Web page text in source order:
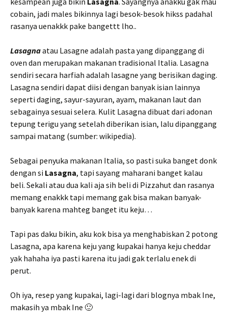
cobain, jadi males bikinnya lagi besok-besok hikss padahal
rasanya uenakkk pake bangettt lho..
Lasagnaatau Lasagne adalah pasta yang dipanggang di
oven dan merupakan makanan tradisional Italia. Lasagna
sendiri secara harfiah adalah lasagne yang berisikan daging.
Lasagna sendiri dapat diisi dengan banyak isian lainnya
seperti daging, sayur-sayuran, ayam, makanan laut dan
sebagainya sesuai selera. Kulit Lasagna dibuat dari adonan
tepung terigu yang setelah diberikan isian, lalu dipanggang
sampai matang (sumber: wikipedia).
Sebagai penyuka makanan Italia, so pasti suka banget donk
dengan si Lasagna, tapi sayang maharani banget kalau
beli. Sekali atau dua kali aja sih beli di Pizzahut dan rasanya
memang enakkk tapi memang gak bisa makan banyak-
banyak karena mahteg banget itu keju…
Tapi pas daku bikin, aku kok bisa ya menghabiskan 2 potong
Lasagna, apa karena keju yang kupakai hanya keju cheddar
yak hahaha iya pasti karena itu jadi gak terlalu enek di
perut.
Oh iya, resep yang kupakai, lagi-lagi dari blognya mbak Ine,
makasih ya mbak Ine 🙂